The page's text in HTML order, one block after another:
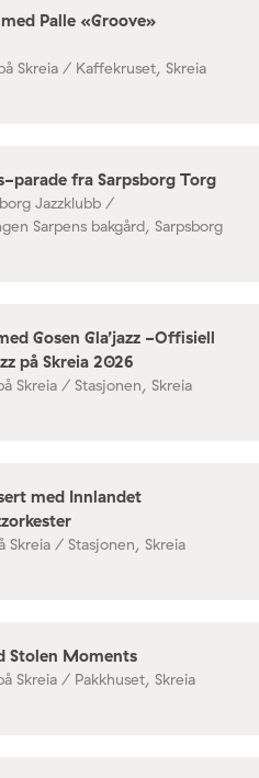
Palle «Groove»
Skreia / Kaffekruset, Skreia
parade fra Sarpsborg Torg
Jazzklubb /
Sarpens bakgård, Sarpsborg
Gosen Gla’jazz -Offisiell
på Skreia 2026
Skreia / Stasjonen, Skreia
med Innlandet
Skreia / Stasjonen, Skreia
Stolen Moments
Skreia / Pakkhuset, Skreia